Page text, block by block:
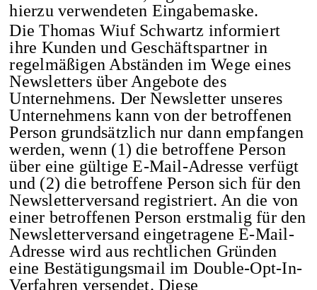
hierzu verwendeten Eingabemaske.
Die Thomas Wiuf Schwartz informiert
ihre Kunden und Geschäftspartner in
regelmäßigen Abständen im Wege eines
Newsletters über Angebote des
Unternehmens. Der Newsletter unseres
Unternehmens kann von der betroffenen
Person grundsätzlich nur dann empfangen
werden, wenn (1) die betroffene Person
über eine gültige E-Mail-Adresse verfügt
und (2) die betroffene Person sich für den
Newsletterversand registriert. An die von
einer betroffenen Person erstmalig für den
Newsletterversand eingetragene E-Mail-
Adresse wird aus rechtlichen Gründen
eine Bestätigungsmail im Double-Opt-In-
Verfahren versendet. Diese